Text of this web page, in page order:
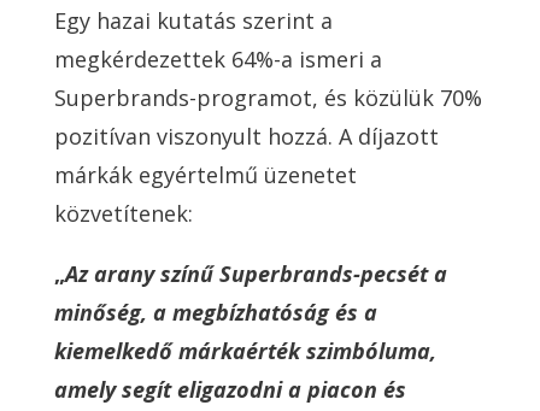
Egy hazai kutatás szerint a
megkérdezettek 64%-a ismeri a
Superbrands-programot, és közülük 70%
pozitívan viszonyult hozzá. A díjazott
márkák egyértelmű üzenetet
közvetítenek:
„Az arany színű Superbrands-pecsét a
minőség, a megbízhatóság és a
kiemelkedő márkaérték szimbóluma,
amely segít eligazodni a piacon és